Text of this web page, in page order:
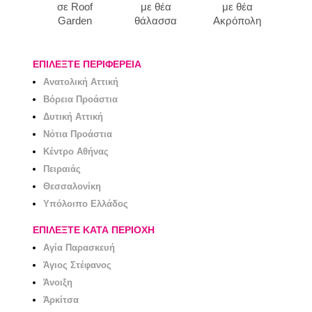
σε Roof
Garden
με θέα
θάλασσα
με θέα
Ακρόπολη
ΕΠΙΛΕΞΤΕ ΠΕΡΙΦΕΡΕΙΑ
Ανατολική Αττική
Βόρεια Προάστια
Δυτική Αττική
Νότια Προάστια
Κέντρο Αθήνας
Πειραιάς
Θεσσαλονίκη
Υπόλοιπο Ελλάδος
ΕΠΙΛΕΞΤΕ ΚΑΤΑ ΠΕΡΙΟΧΗ
Αγία Παρασκευή
Άγιος Στέφανος
Άνοιξη
Άρκίτσα